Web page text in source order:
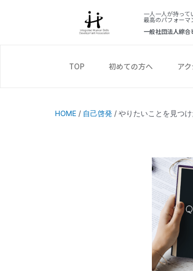
一人一人が持って
最高のパフォーマ
一般社団法人綜
TOP 初めての方へ ア
HOME / 自己啓発 / やりたいことを見つ